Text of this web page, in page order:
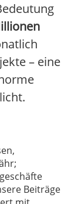
– eine
Beiträge